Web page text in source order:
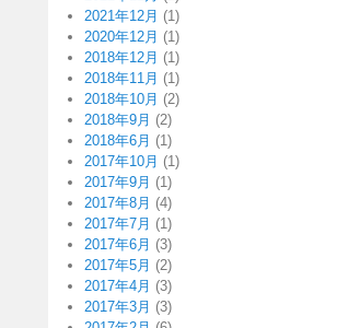
2021年12月 (1)
2020年12月 (1)
2018年12月 (1)
2018年11月 (1)
2018年10月 (2)
2018年9月 (2)
2018年6月 (1)
2017年10月 (1)
2017年9月 (1)
2017年8月 (4)
2017年7月 (1)
2017年6月 (3)
2017年5月 (2)
2017年4月 (3)
2017年3月 (3)